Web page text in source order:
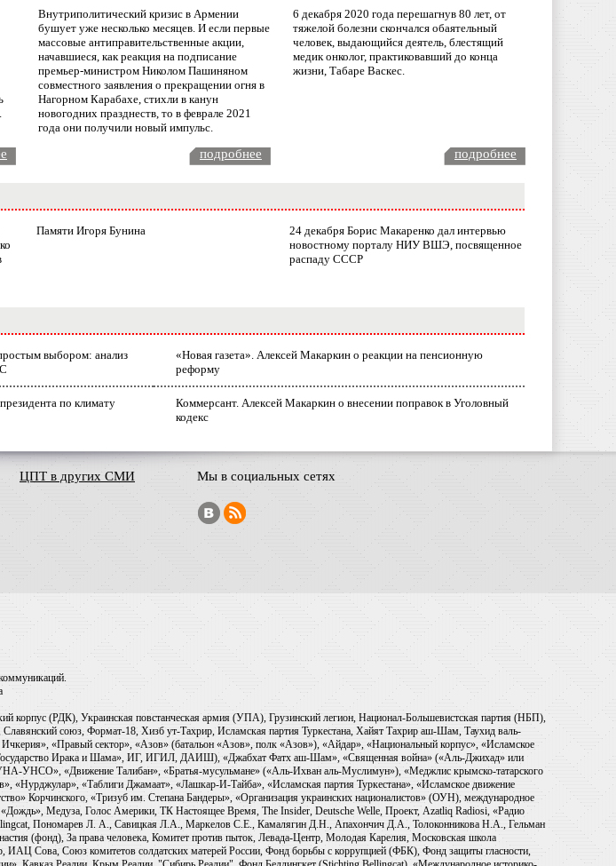
Внутриполитический кризис в Армении
бушует уже несколько месяцев. И если первые
массовые антиправительственные акции,
начавшиеся, как реакция на подписание
премьер-министром Николом Пашиняном
совместного заявления о прекращении огня в
Нагорном Карабахе, стихли в канун
новогодних празднеств, то в феврале 2021
года они получили новый импульс.
6 декабря 2020 года перешагнув 80 лет, от
тяжелой болезни скончался обаятельный
человек, выдающийся деятель, блестящий
медик онколог, практиковавший до конца
жизни, Табаре Васкес.
подробнее подробнее
Памяти Игоря Бунина
24 декабря Борис Макаренко дал интервью
новостному порталу НИУ ВШЭ, посвященное
распаду СССР
выбором: анализ
«Новая газета». Алексей Макаркин о реакции на пенсионную
реформу
по климату
Коммерсант. Алексей Макаркин о внесении поправок в Уголовный
кодекс
ЦПТ в других СМИ Мы в социальных сетях
корпус (РДК), Украинская повстанческая армия (УПА), Грузинский легион, Национал-Большевистская партия (НБП),
союз, Формат-18, Хизб ут-Тахрир, Исламская партия Туркестана, Хайят Тахрир аш-Шам, Таухид валь-
«Правый сектор», «Азов» (батальон «Азов», полк «Азов»), «Айдар», «Национальный корпус», «Исламское
Государство Ирака и Шама», ИГ, ИГИЛ, ДАИШ), «Джабхат Фатх аш-Шам», «Священная война» («Аль-Джихад» или
УНСО», «Движение Талибан», «Братья-мусульмане» («Аль-Ихван аль-Муслимун»), «Меджлис крымско-татарского
«Таблиги Джамаат», «Лашкар-И-Тайба», «Исламская партия Туркестана», «Исламское движение
Корчинского, «Тризуб им. Степана Бандеры», «Организация украинских националистов» (ОУН), международное
Медуза, Голос Америки, ТК Настоящее Время, The Insider, Deutsche Welle, Проект, Azatliq Radiosi, «Радио
Пономарев Л. А., Савицкая Л.А., Маркелов С.Е., Камалягин Д.Н., Апахончич Д.А., Толоконникова Н.А., Гельман
(фонд), За права человека, Комитет против пыток, Левада-Центр, Молодая Карелия, Московская школа
ИАЦ Сова, Союз комитетов солдатских матерей России, Фонд борьбы с коррупцией (ФБК), Фонд защиты гласности,